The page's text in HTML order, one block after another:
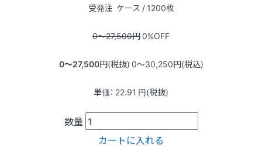
受発注 ケース / 1200枚
0〜27,500円0%OFF
0〜27,500円(税抜) 0〜30,250円(税込)
単価： 22.91 円(税抜)
数量
カートに入れる